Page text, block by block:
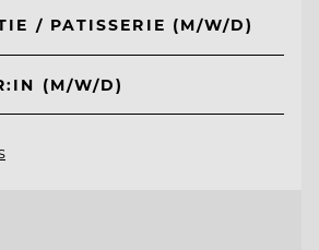
/ PATISSERIE (M/W/D)
(M/W/D)